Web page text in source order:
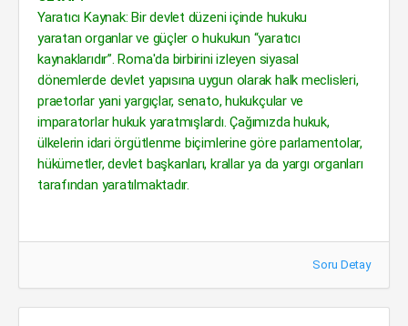
Yaratıcı Kaynak: Bir devlet düzeni içinde hukuku
yaratan organlar ve güçler o hukukun “yaratıcı
kaynaklarıdır”. Roma'da birbirini izleyen siyasal
dönemlerde devlet yapısına uygun olarak halk meclisleri,
praetorlar yani yargıçlar, senato, hukukçular ve
imparatorlar hukuk yaratmışlardı. Çağımızda hukuk,
ülkelerin idari örgütlenme biçimlerine göre parlamentolar,
hükümetler, devlet başkanları, krallar ya da yargı organları
tarafından yaratılmaktadır.
Soru Detay